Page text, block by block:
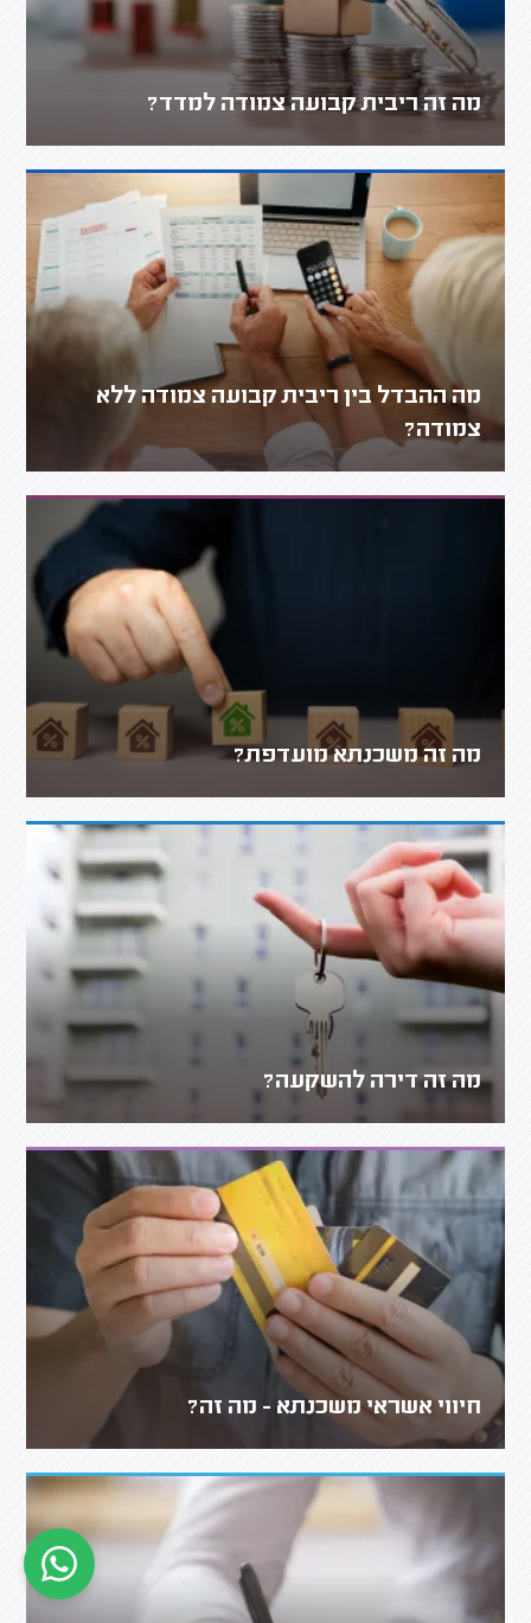
מה זה ריבית קבועה צמודה למדד?
מה ההבדל בין ריבית קבועה צמודה ללא
צמודה?
מה זה משכנתא מועדפת?
מה זה דירה להשקעה?
חיווי אשראי משכנתא - מה זה?